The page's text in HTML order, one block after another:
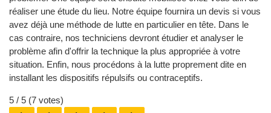
réaliser une étude du lieu. Notre équipe fournira un devis si vous
avez déjà une méthode de lutte en particulier en tête. Dans le
cas contraire, nos techniciens devront étudier et analyser le
problème afin d'offrir la technique la plus appropriée à votre
situation. Enfin, nous procédons à la lutte proprement dite en
installant les dispositifs répulsifs ou contraceptifs.
5 / 5 (7 votes)